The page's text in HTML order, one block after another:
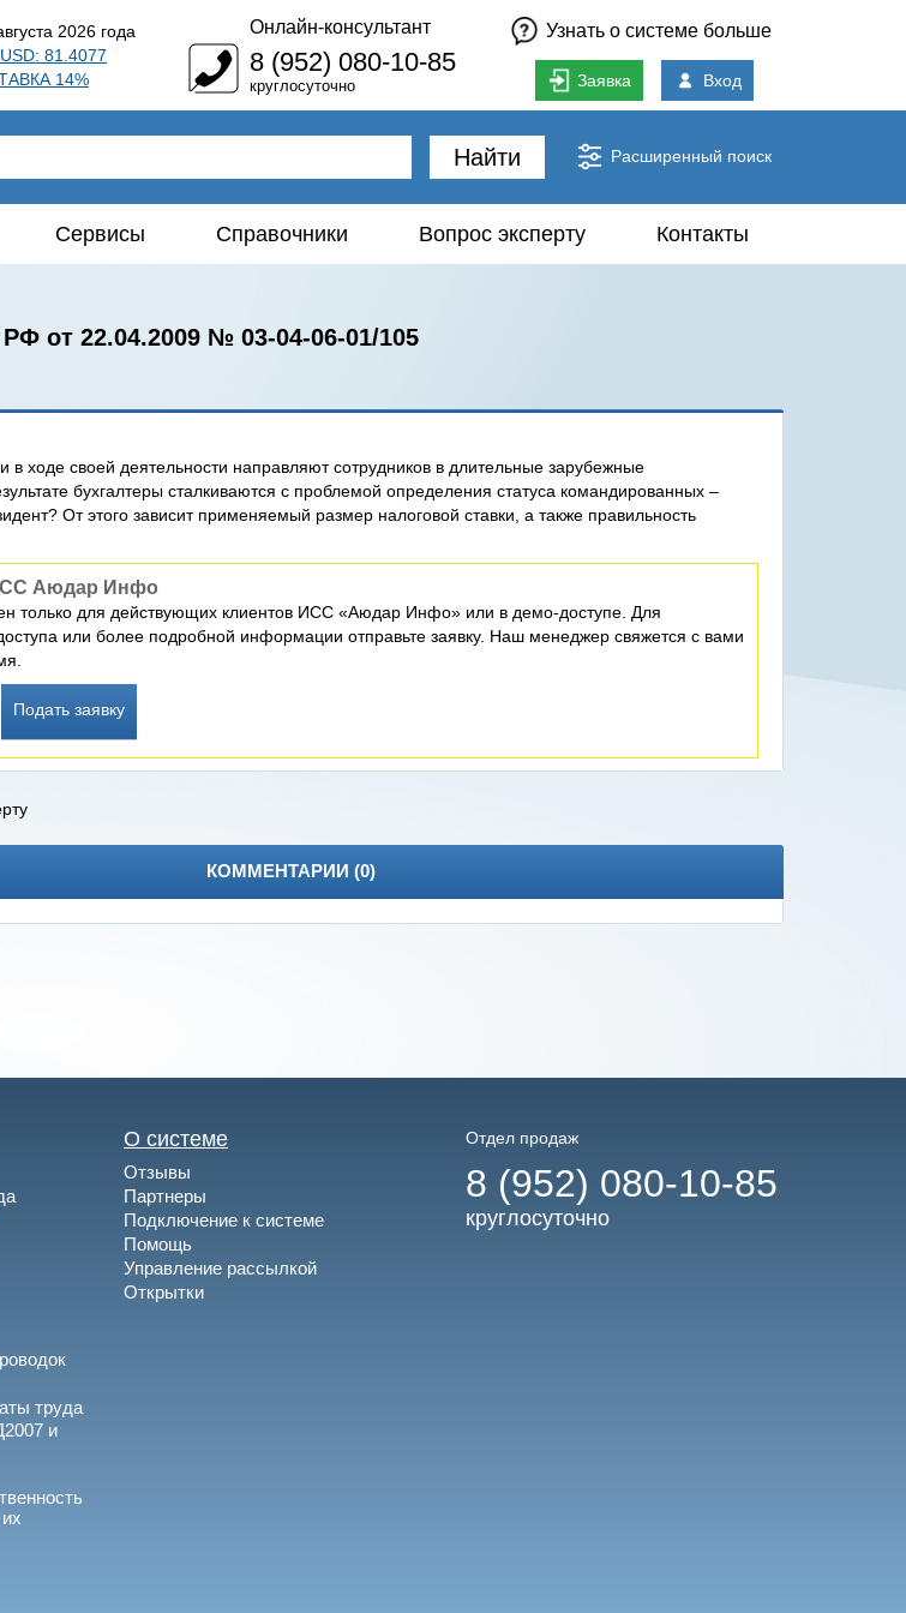
2026 года
81.4077
14%
Онлайн-консультант
8 (952) 080-10-85
круглосуточно
Узнать о системе больше
Заявка Вход
Найти Расширенный поиск
Сервисы Справочники Вопрос эксперту Контакты
от 22.04.2009 № 03-04-06-01/105
в ходе своей деятельности направляют сотрудников в длительные зарубежные
бухгалтеры сталкиваются с проблемой определения статуса командированных –
От этого зависит применяемый размер налоговой ставки, а также правильность
Аюдар Инфо
только для действующих клиентов ИСС «Аюдар Инфо» или в демо-доступе. Для
или более подробной информации отправьте заявку. Наш менеджер свяжется с вами
Подать заявку
КОММЕНТАРИИ (0)
труда
и
О системе
Отзывы
Партнеры
Подключение к системе
Помощь
Управление рассылкой
Открытки
Отдел продаж
8 (952) 080-10-85
круглосуточно